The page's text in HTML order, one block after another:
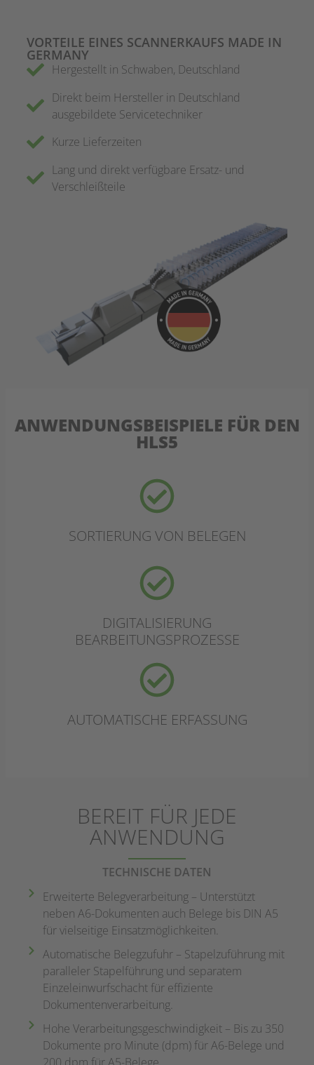
VORTEILE EINES SCANNERKAUFS MADE IN
GERMANY
Hergestellt in Schwaben, Deutschland
Direkt beim Hersteller in Deutschland
ausgebildete Servicetechniker
Kurze Lieferzeiten
Lang und direkt verfügbare Ersatz- und
Verschleißteile
ANWENDUNGSBEISPIELE FÜR DEN
HLS5
SORTIERUNG VON BELEGEN
DIGITALISIERUNG
BEARBEITUNGSPROZESSE
AUTOMATISCHE ERFASSUNG
BEREIT FÜR JEDE
ANWENDUNG
TECHNISCHE DATEN
Erweiterte Belegverarbeitung – Unterstützt
neben A6-Dokumenten auch Belege bis DIN A5
für vielseitige Einsatzmöglichkeiten.
Automatische Belegzufuhr – Stapelzuführung mit
paralleler Stapelführung und separatem
Einzeleinwurfschacht für effiziente
Dokumentenverarbeitung.
Hohe Verarbeitungsgeschwindigkeit – Bis zu 350
Dokumente pro Minute (dpm) für A6-Belege und